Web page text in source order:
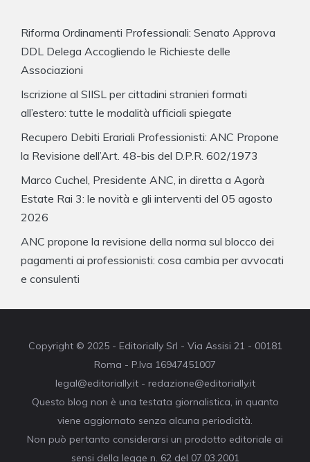
Riforma Ordinamenti Professionali: Senato Approva
DDL Delega Accogliendo le Richieste delle
Associazioni
Iscrizione al SIISL per cittadini stranieri formati
all’estero: tutte le modalità ufficiali spiegate
Recupero Debiti Erariali Professionisti: ANC Propone
la Revisione dell’Art. 48-bis del D.P.R. 602/1973
Marco Cuchel, Presidente ANC, in diretta a Agorà
Estate Rai 3: le novità e gli interventi del 05 agosto
2026
ANC propone la revisione della norma sul blocco dei
pagamenti ai professionisti: cosa cambia per avvocati
e consulenti
Copyright © 2025 - Editorially Srl - Via Assisi 21 - 00181
Roma - P.Iva 16947451007
legal@editorially.it - redazione@editorially.it
Questo blog non è una testata giornalistica, in quanto
viene aggiornato senza alcuna periodicità.
Non può pertanto considerarsi un prodotto editoriale ai
sensi della legge n. 62 del 07.03.2001